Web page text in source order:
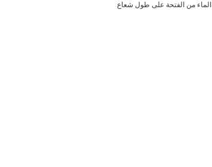
بحوالي 17 سم لكل غطاء لضبط الأنوار لاحقًا.سيذهب الماء من الفتحة على طول شعاع